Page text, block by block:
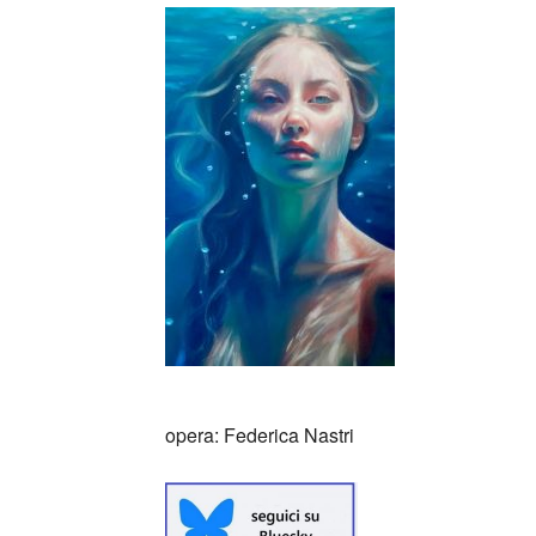
opera: Federica Nastri